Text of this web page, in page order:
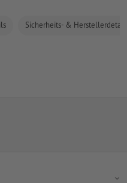
Sicherheits- &